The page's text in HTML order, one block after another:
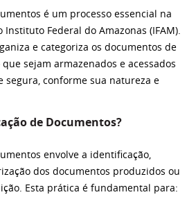
é um processo essencial na
Federal do Amazonas (IFAM).
e categoriza os documentos de
sejam armazenados e acessados
segura, conforme sua natureza e
de Documentos?
envolve a identificação,
dos documentos produzidos ou
Esta prática é fundamental para: